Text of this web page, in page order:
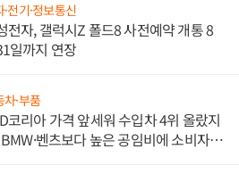
·전기·정보통신
전자, 갤럭시Z 폴드8 사전예약 개통 8
일까지 연장
차·부품
코리아 가격 앞세워 수입차 4위 올랐지
벤츠보다 높은 공임비에 소비자